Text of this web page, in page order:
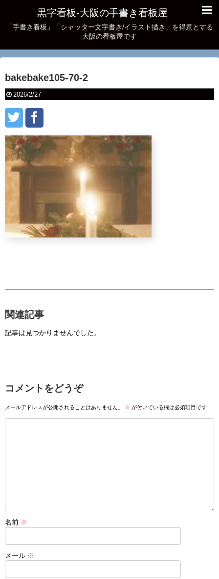
黒字看板‐大阪の手書き看板屋
「手書き看板」「シャッター文字書き/イラスト描き」を得意とする
大阪の看板屋です
bakebake105-70-2
2026/2/27
関連記事
記事は見つかりませんでした。
コメントをどうぞ
メールアドレスが公開されることはありません。 ※ が付いている欄は必須項目です
名前 ※
メール ※